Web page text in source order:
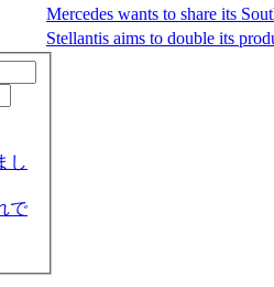
Mercedes wants to share its
Stellantis aims to double its
し
で